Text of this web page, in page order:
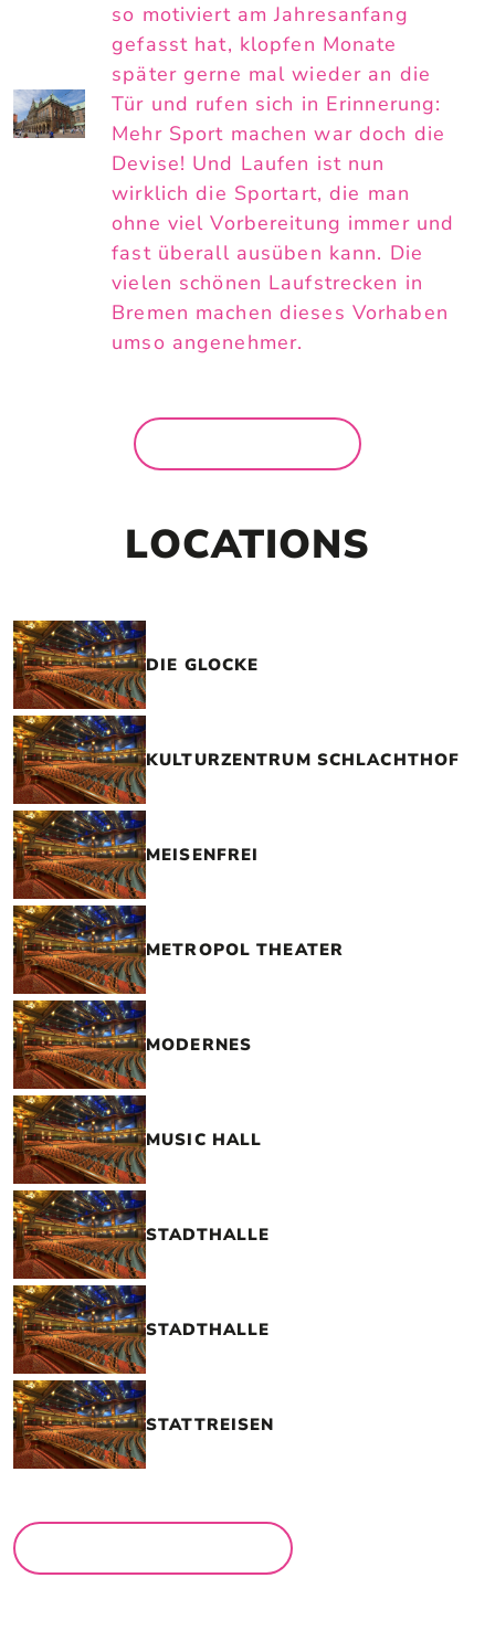
so motiviert am Jahresanfang
gefasst hat, klopfen Monate
später gerne mal wieder an die
Tür und rufen sich in Erinnerung:
Mehr Sport machen war doch die
Devise! Und Laufen ist nun
wirklich die Sportart, die man
ohne viel Vorbereitung immer und
fast überall ausüben kann. Die
vielen schönen Laufstrecken in
Bremen machen dieses Vorhaben
umso angenehmer.
LOCATIONS
DIE GLOCKE
KULTURZENTRUM SCHLACHTHOF
MEISENFREI
METROPOL THEATER
MODERNES
MUSIC HALL
STADTHALLE
STADTHALLE
STATTREISEN